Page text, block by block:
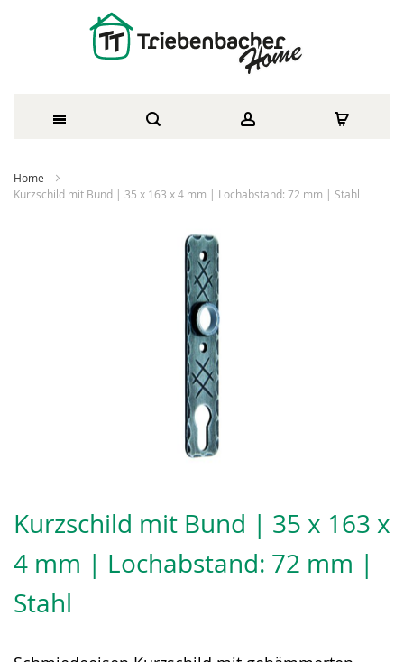
zum
Home
Kurzschild mit Bund | 35 x 163 x 4 mm | Lochabstand: 72 mm | Stahl
der
Bildergalerie
springen
Kurzschild mit Bund | 35 x 163 x
4 mm | Lochabstand: 72 mm |
Stahl